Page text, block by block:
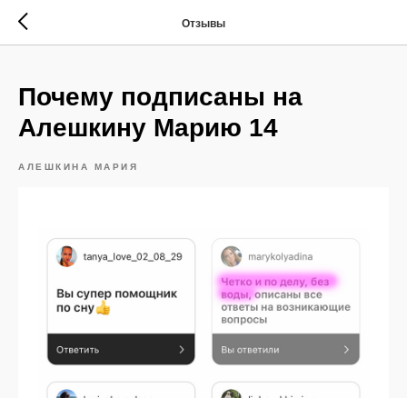
Отзывы
Почему подписаны на
Алешкину Марию 14
АЛЕШКИНА МАРИЯ